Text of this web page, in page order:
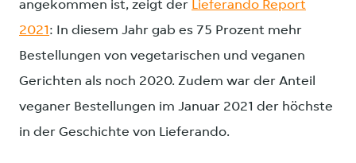
angekommen ist, zeigt der Lieferando Report
2021 : In diesem Jahr gab es 75 Prozent mehr
Bestellungen von vegetarischen und veganen
Gerichten als noch 2020. Zudem war der Anteil
veganer Bestellungen im Januar 2021 der höchste
in der Geschichte von Lieferando.